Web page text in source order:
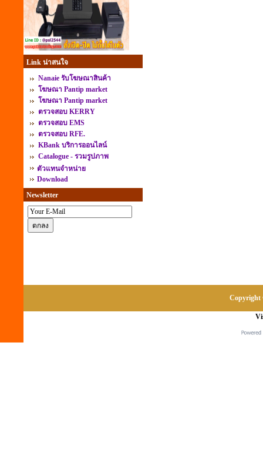
Link น่าสนใจ
Nanaie รับโฆษณาสินค้า
โฆษณา Pantip market
โฆษณา Pantip market
ตรวจสอบ KERRY
ตรวจสอบ EMS
ตรวจสอบ RFE.
KBank บริการออนไลน์
Catalogue - รวมรูปภาพ
ตัวแทนจำหน่าย
Download
Newsletter
Copyright